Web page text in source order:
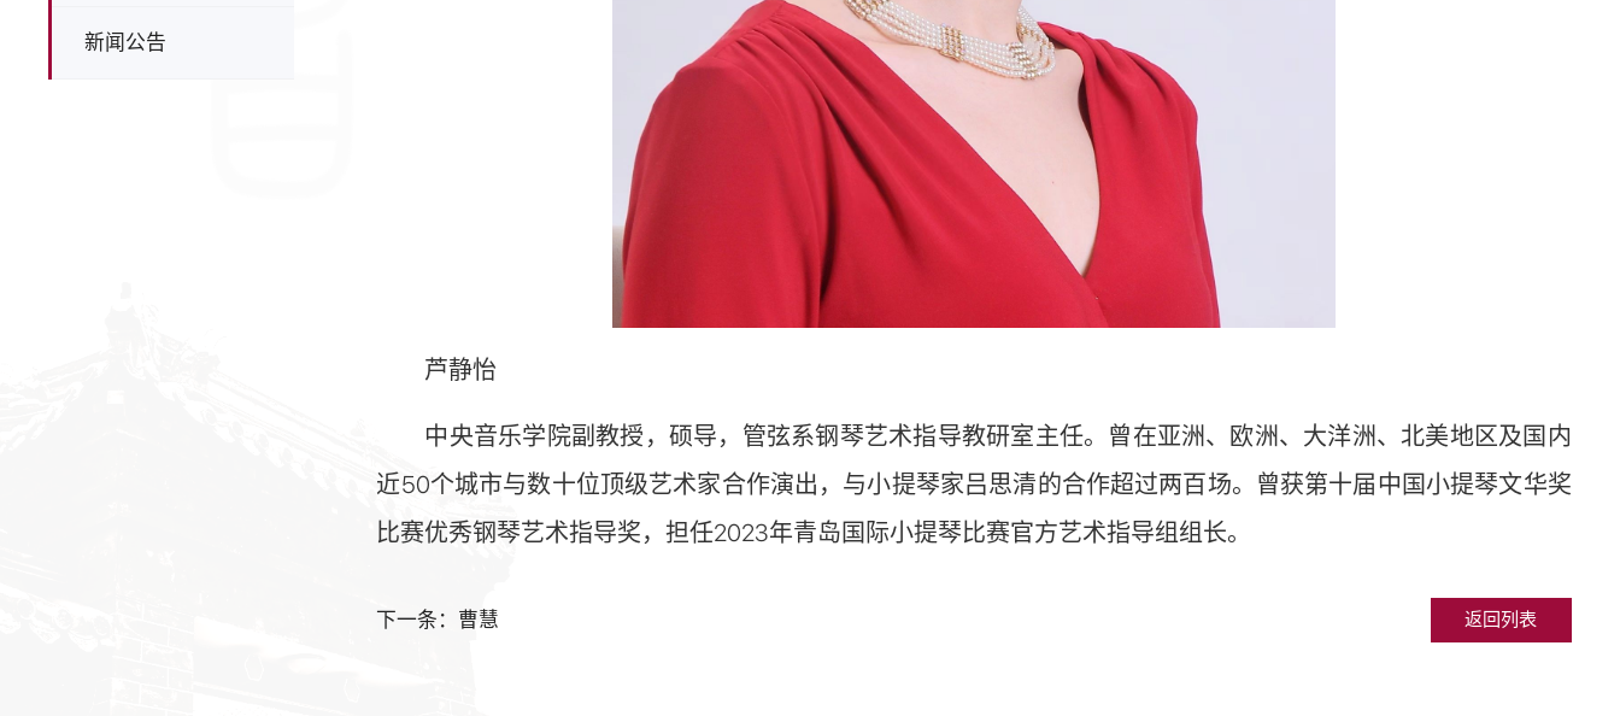
新闻公告
芦静怡
中央音乐学院副教授，硕导，管弦系钢琴艺术指导教研室主任。曾在亚洲、欧洲、大洋洲、北美地区及国内
近50个城市与数十位顶级艺术家合作演出，与小提琴家吕思清的合作超过两百场。曾获第十届中国小提琴文华奖
比赛优秀钢琴艺术指导奖，担任2023年青岛国际小提琴比赛官方艺术指导组组长。
下一条：曹慧 返回列表